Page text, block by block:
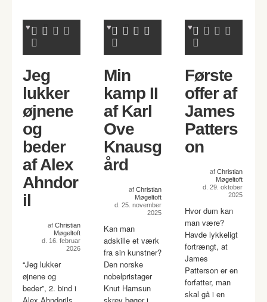
Jeg
lukker
øjnene
og
beder
af Alex
Ahndor
il
af Christian
Møgeltoft
d. 16. februar
2026
“Jeg lukker
øjnene og
beder”, 2. bind i
Min
kamp II
af Karl
Ove
Knausg
ård
af Christian
Møgeltoft
d. 25. november
2025
Kan man
adskille et værk
fra sin kunstner?
Den norske
nobelpristager
Knut Hamsun
Første
offer af
James
Patters
on
af Christian
Møgeltoft
d. 29. oktober
2025
Hvor dum kan
man være?
Havde lykkeligt
fortrængt, at
James
Patterson er en
forfatter, man
skal gå i en